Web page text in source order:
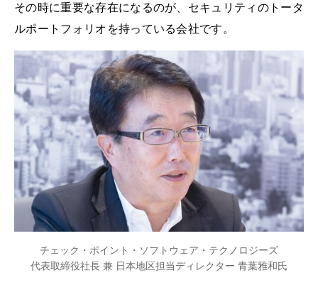
その時に重要な存在になるのが、セキュリティのトータ
ルポートフォリオを持っている会社です。
チェック・ポイント・ソフトウェア・テクノロジーズ
代表取締役社長 兼 日本地区担当ディレクター 青葉雅和氏